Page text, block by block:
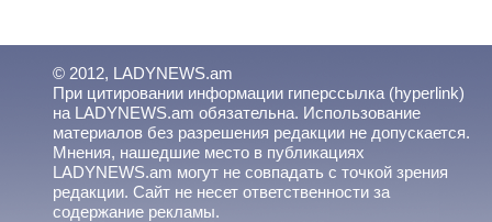
© 2012, LADYNEWS.am
При цитировании информации гиперссылка (hyperlink)
на LADYNEWS.am обязательна. Использование
материалов без разрешения редакции не допускается.
Мнения, нашедшие место в публикациях
LADYNEWS.am могут не совпадать с точкой зрения
редакции. Сайт не несет ответственности за
содержание рекламы.